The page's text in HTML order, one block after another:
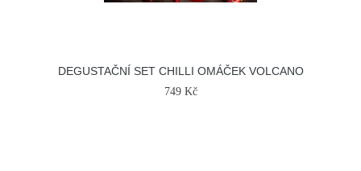
DEGUSTAČNÍ SET CHILLI OMÁČEK VOLCANO
749 Kč